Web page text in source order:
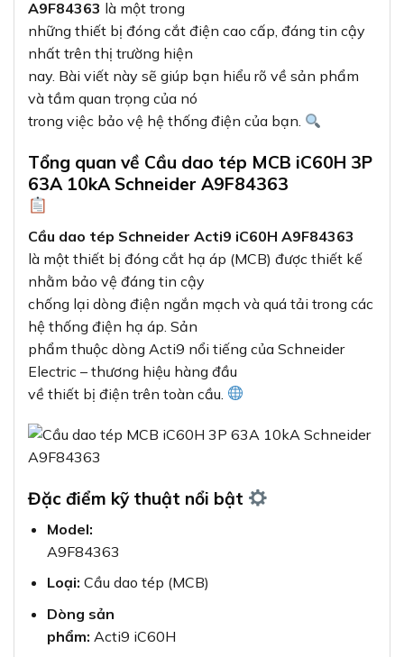
A9F84363 là một trong
những thiết bị đóng cắt điện cao cấp, đáng tin cậy
nhất trên thị trường hiện
nay. Bài viết này sẽ giúp bạn hiểu rõ về sản phẩm
và tầm quan trọng của nó
trong việc bảo vệ hệ thống điện của bạn.
Tổng quan về Cầu dao tép MCB iC60H 3P
63A 10kA Schneider A9F84363
Cầu dao tép Schneider Acti9 iC60H A9F84363
là một thiết bị đóng cắt hạ áp (MCB) được thiết kế
nhằm bảo vệ đáng tin cậy
chống lại dòng điện ngắn mạch và quá tải trong các
hệ thống điện hạ áp. Sản
phẩm thuộc dòng Acti9 nổi tiếng của Schneider
Electric – thương hiệu hàng đầu
về thiết bị điện trên toàn cầu.
Đặc điểm kỹ thuật nổi bật
Model:
A9F84363
Loại: Cầu dao tép (MCB)
Dòng sản
phẩm: Acti9 iC60H